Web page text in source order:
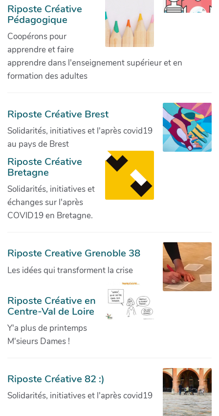
Riposte Créative
Pédagogique
Coopérons pour
apprendre et faire
apprendre dans l'enseignement supérieur et en
formation des adultes
Riposte Créative Brest
Solidarités, initiatives et l'après covid19
au pays de Brest
Riposte Créative
Bretagne
Solidarités, initiatives et
échanges sur l'après
COVID19 en Bretagne.
Riposte Creative Grenoble 38
Les idées qui transforment la crise
Riposte Créative en
Centre-Val de Loire
Y'a plus de printemps
M'sieurs Dames !
Riposte Créative 82 :)
Solidarités, initiatives et l'après covid19